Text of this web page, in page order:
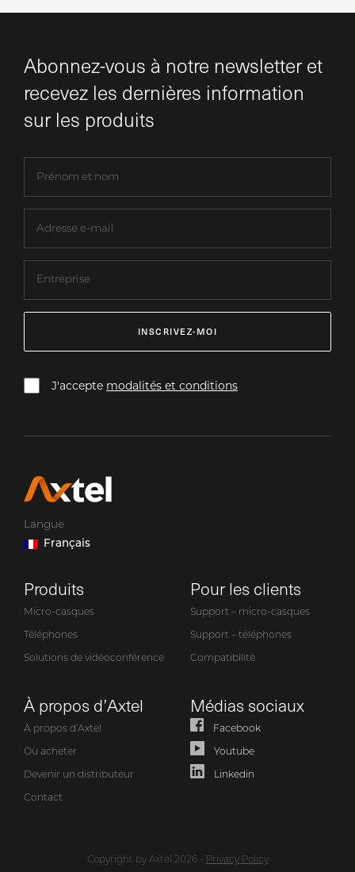
Abonnez-vous à notre newsletter et
recevez les dernières information
sur les produits
INSCRIVEZ-MOI
J'accepte modalités et conditions
Langue
Français
Produits
Micro-casques
Téléphones
Solutions de vidéoconférence
Pour les clients
Support – micro-casques
Support – téléphones
Compatibilité
À propos d’Axtel
À propos d’Axtel
Où acheter
Devenir un distributeur
Contact
Médias sociaux
Facebook
Youtube
Linkedin
Copyright by Axtel 2026 - Privacy Policy